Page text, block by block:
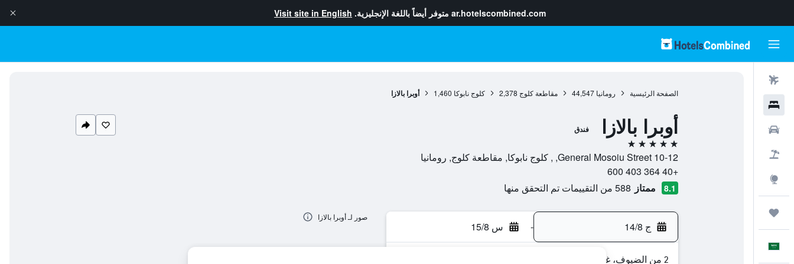
ar.hotelscombined.com متوفر أيضاً باللغة الإنجليزية. Visit site in English
الصفحة الرئيسية رومانيا 44,547 مقاطعة كلوج 2,378 كلوج نابوكا 1,460 أوبرا بالازا
أوبرا بالازا فندق
5 نجوم
10-12 General Mosoiu Street, , كلوج نابوكا, مقاطعة كلوج, رومانيا
+40 364 403 600
8.1 ممتاز 588 من التقييمات تم التحقق منها
ج 14/8 - س 15/8
2 من الضيوف، غرفة واحدة
صور لـ أوبرا بالازا